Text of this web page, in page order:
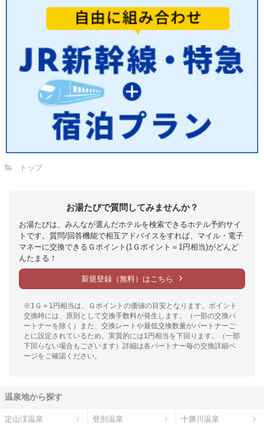
トップ
お湯たびで質問してみませんか？
お湯たびは、みんなが選んだホテルを検索できるホテル予約サイ
トです。質問/回答機能で相互アドバイスをすれば、マイル・電子
マネーに交換できるＧポイント(1Ｇポイント＝1円相当)がどんど
んたまる！
新規登録（無料）はこちら
※1Ｇ＝1円相当は、Ｇポイントの価値の目安となります。ポイント
交換時には、原則として交換手数料が発生します。（一部の交換パ
ートナーを除く）また、交換レートや最低交換数量がパートナーご
とに設定されているため、実質的には1円相当を下回ります。（一部
下回らない場合もございます）詳細は各パートナー毎の交換詳細ペ
ージをご確認ください。
温泉地から探す
定山渓温泉 登別温泉 十勝川温泉